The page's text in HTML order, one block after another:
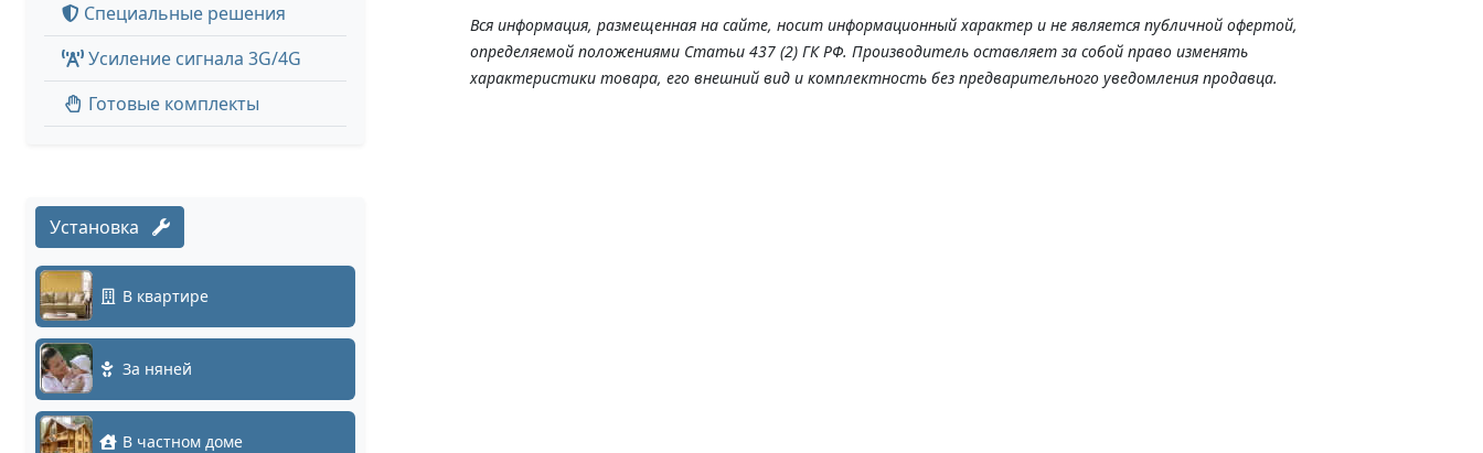
Специальные решения
Усиление сигнала 3G/4G
Готовые комплекты
Установка
В квартире
За няней
В частном доме
Вся информация, размещенная на сайте, носит информационный характер и не является публичной офертой,
определяемой положениями Статьи 437 (2) ГК РФ. Производитель оставляет за собой право изменять
характеристики товара, его внешний вид и комплектность без предварительного уведомления продавца.